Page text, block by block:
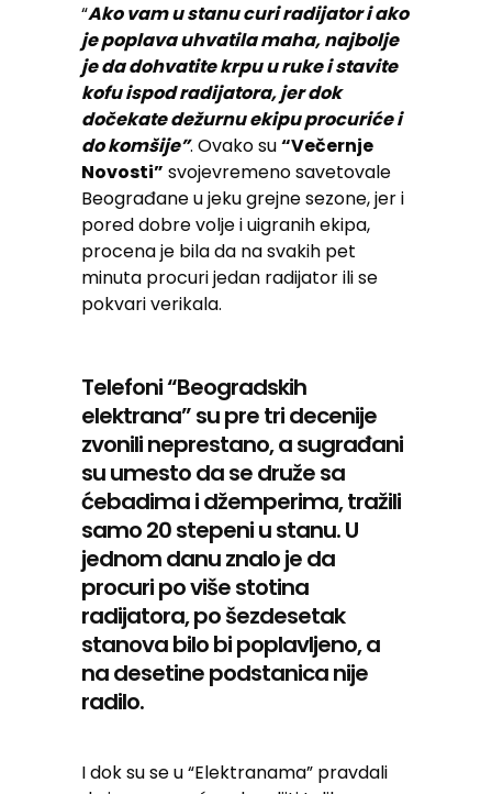
“Ako vam u stanu curi radijator i ako
je poplava uhvatila maha, najbolje
je da dohvatite krpu u ruke i stavite
kofu ispod radijatora, jer dok
dočekate dežurnu ekipu procuriće i
do komšije”. Ovako su“Večernje
Novosti” svojevremeno savetovale
Beograđane u jeku grejne sezone, jer i
pored dobre volje i uigranih ekipa,
procena je bila da na svakih pet
minuta procuri jedan radijator ili se
pokvari verikala.
Telefoni “Beogradskih
elektrana” su pre tri decenije
zvonili neprestano, a sugrađani
su umesto da se druže sa
ćebadima i džemperima, tražili
samo 20 stepeni u stanu. U
jednom danu znalo je da
procuri po više stotina
radijatora, po šezdesetak
stanova bilo bi poplavljeno, a
na desetine podstanica nije
radilo.
I dok su se u “Elektranama” pravdali